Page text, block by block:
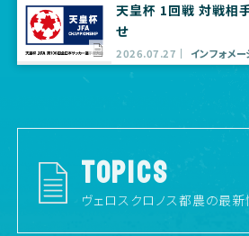
天皇杯 1回戦 対戦相
せ
2026.07.27 インフォメー
TOPICS
ヴェロスクロノス都農の最